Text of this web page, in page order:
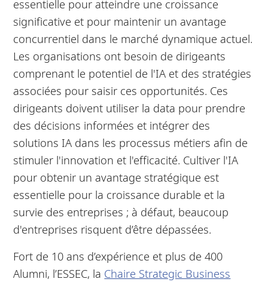
essentielle pour atteindre une croissance
significative et pour maintenir un avantage
concurrentiel dans le marché dynamique actuel.
Les organisations ont besoin de dirigeants
comprenant le potentiel de l'IA et des stratégies
associées pour saisir ces opportunités. Ces
dirigeants doivent utiliser la data pour prendre
des décisions informées et intégrer des
solutions IA dans les processus métiers afin de
stimuler l'innovation et l'efficacité. Cultiver l'IA
pour obtenir un avantage stratégique est
essentielle pour la croissance durable et la
survie des entreprises ; à défaut, beaucoup
d'entreprises risquent d’être dépassées.
Fort de 10 ans d’expérience et plus de 400
Alumni, l’ESSEC, la Chaire Strategic Business